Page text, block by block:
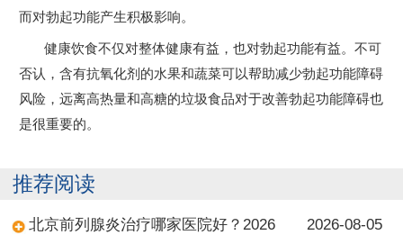
而对勃起功能产生积极影响。
健康饮食不仅对整体健康有益，也对勃起功能有益。不可
否认，含有抗氧化剂的水果和蔬菜可以帮助减少勃起功能障碍
风险，远离高热量和高糖的垃圾食品对于改善勃起功能障碍也
是很重要的。
推荐阅读
北京前列腺炎治疗哪家医院好？2026 2026-08-05